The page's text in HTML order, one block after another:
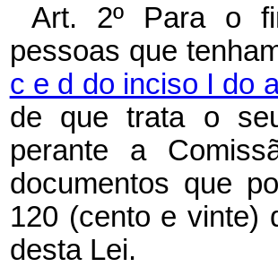
Art. 2º Para o
pessoas que
c e d do inciso I do
de que trata o
perante a
documentos que
120 (cento e vinte)
desta Lei.